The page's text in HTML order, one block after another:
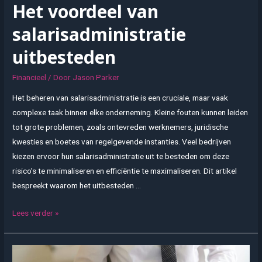
Het voordeel van
salarisadministratie
uitbesteden
Financieel / Door Jason Parker
Het beheren van salarisadministratie is een cruciale, maar vaak
complexe taak binnen elke onderneming. Kleine fouten kunnen leiden
tot grote problemen, zoals ontevreden werknemers, juridische
kwesties en boetes van regelgevende instanties. Veel bedrijven
kiezen ervoor hun salarisadministratie uit te besteden om deze
risico’s te minimaliseren en efficiëntie te maximaliseren. Dit artikel
bespreekt waarom het uitbesteden …
Het
salarisadministratie
Lees verder »